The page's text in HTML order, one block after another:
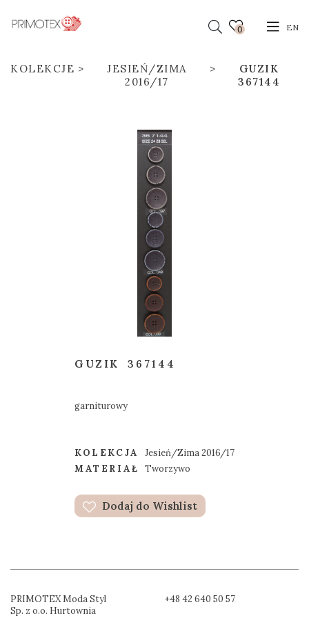
0 EN
KOLEKCJE
JESIEŃ/ZIMA
2016/17
GUZIK
367144
GUZIK 367144
garniturowy
KOLEKCJA
Jesień/Zima 2016/17
MATERIAŁ
Tworzywo
Dodaj do Wishlist
PRIMOTEX Moda Styl
Sp. z o.o. Hurtownia
+48 42 640 50 57